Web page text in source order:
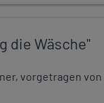
die Wäsche"
vorgetragen